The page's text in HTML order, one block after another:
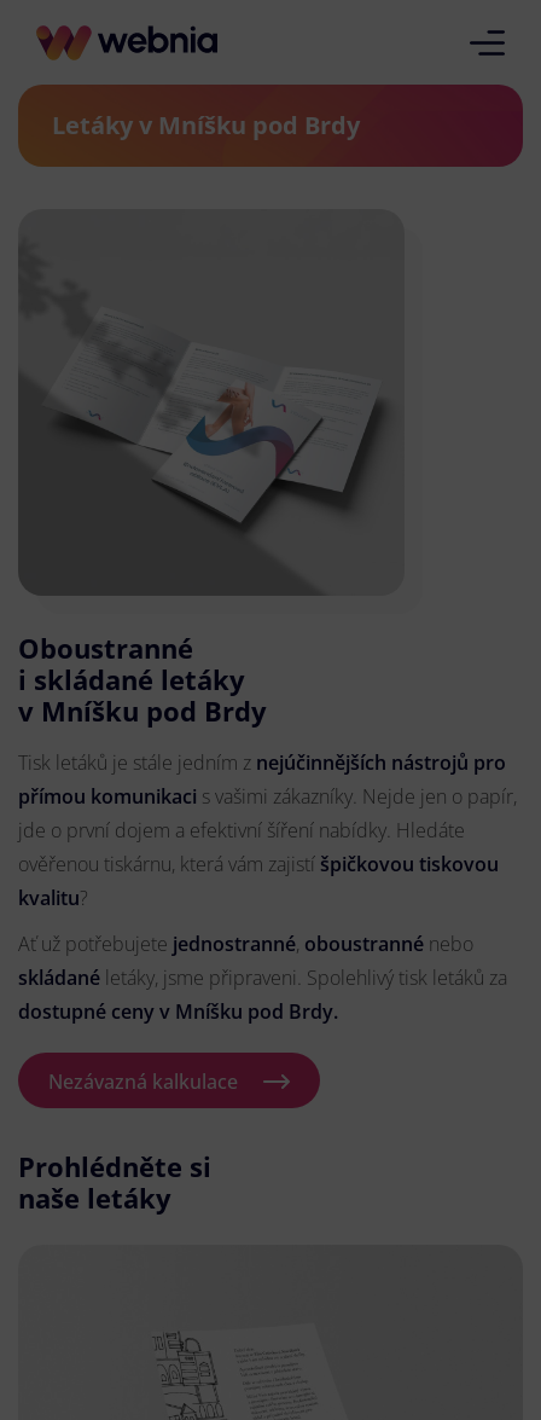
Letáky v Mníšku pod Brdy
Oboustranné
i skládané letáky
v Mníšku pod Brdy
Tisk letáků je stále jedním z nejúčinnějších nástrojů pro
přímou komunikaci s vašimi zákazníky. Nejde jen o papír,
jde o první dojem a efektivní šíření nabídky. Hledáte
ověřenou tiskárnu, která vám zajistí špičkovou tiskovou
kvalitu?
Ať už potřebujete jednostranné, oboustranné nebo
skládané letáky, jsme připraveni. Spolehlivý tisk letáků za
dostupné ceny v Mníšku pod Brdy.
Nezávazná kalkulace
Prohlédněte si
naše letáky